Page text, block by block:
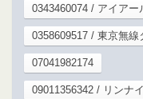
0343460074 / アイアー
0358609517 / 東京無
07041982174
09011356342 / リンナ